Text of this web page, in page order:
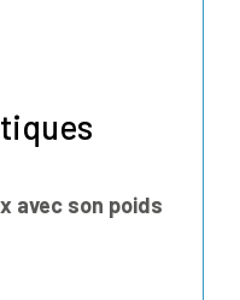
avec son poids